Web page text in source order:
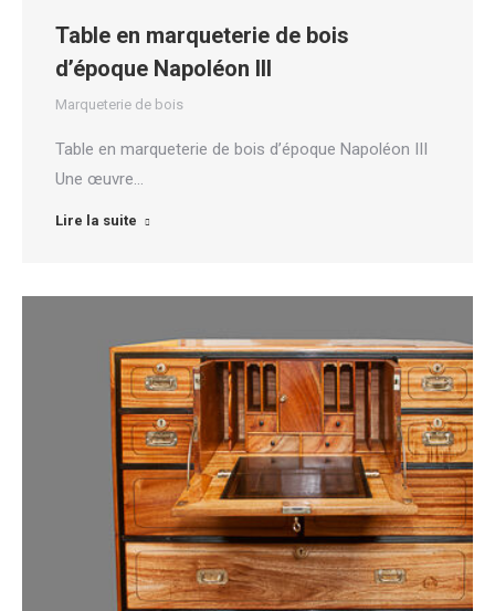
Table en marqueterie de bois
d’époque Napoléon III
Marqueterie de bois
Table en marqueterie de bois d’époque Napoléon III
Une œuvre…
Lire la suite